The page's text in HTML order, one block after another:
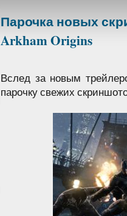
Парочка новых
Arkham Origins
Вслед за новым
парочку свежих